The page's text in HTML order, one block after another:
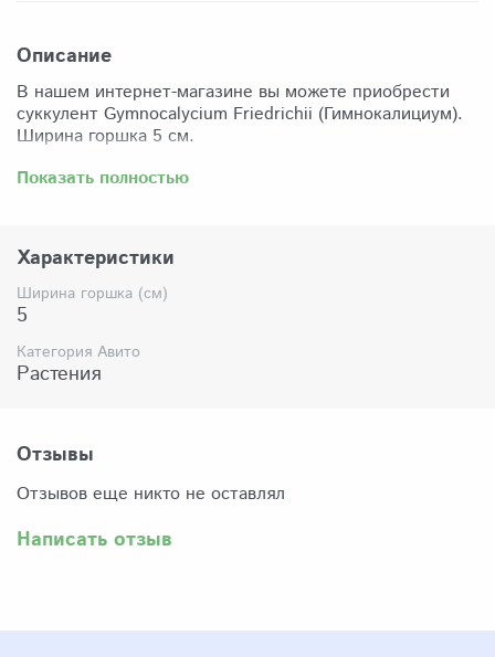
Описание
В нашем интернет-магазине вы можете приобрести
суккулент Gymnocalycium Friedrichii (Гимнокалициум).
Ширина горшка 5 см.
Забрать растение можно самовывозом из нашего
по России осуществляется через Яндекс-доставку или
СДЭК.
Комплектация:
Растение (отправляется с открытой корневой
системой, это норма для всех суккулентов, они
Показать полностью
Характеристики
Ширина горшка (см)
5
Категория Авито
Растения
Отзывы
Отзывов еще никто не оставлял
Написать отзыв